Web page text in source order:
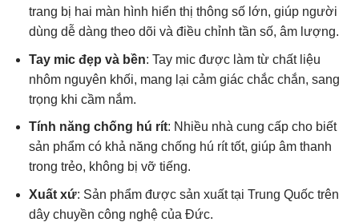
trang bị hai màn hình hiển thị thông số lớn, giúp người
dùng dễ dàng theo dõi và điều chỉnh tần số, âm lượng.
Tay mic đẹp và bền: Tay mic được làm từ chất liệu
nhôm nguyên khối, mang lại cảm giác chắc chắn, sang
trọng khi cầm nắm.
Tính năng chống hú rít: Nhiều nhà cung cấp cho biết
sản phẩm có khả năng chống hú rít tốt, giúp âm thanh
trong trẻo, không bị vỡ tiếng.
Xuất xứ: Sản phẩm được sản xuất tại Trung Quốc trên
dây chuyền công nghệ của Đức.